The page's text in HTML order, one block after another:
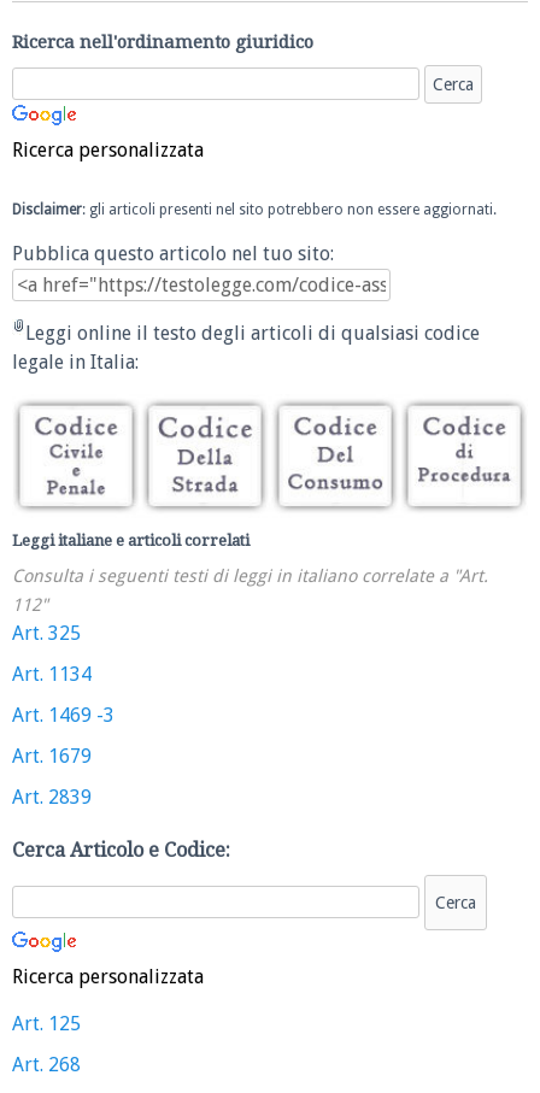
Ricerca nell'ordinamento giuridico
Ricerca personalizzata
Disclaimer: gli articoli presenti nel sito potrebbero non essere aggiornati.
Pubblica questo articolo nel tuo sito:
Leggi online il testo degli articoli di qualsiasi codice
legale in Italia:
Leggi italiane e articoli correlati
Consulta i seguenti testi di leggi in italiano correlate a "Art.
112"
Art. 325
Art. 1134
Art. 1469 -3
Art. 1679
Art. 2839
Cerca Articolo e Codice:
Ricerca personalizzata
Art. 125
Art. 268